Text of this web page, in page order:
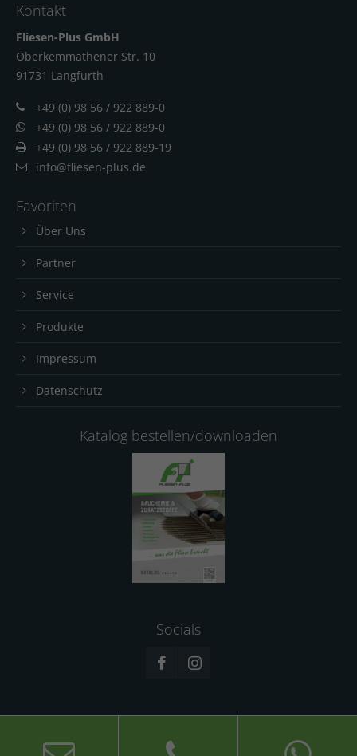
Kontakt
Fliesen-Plus GmbH
Oberkemmathener Str. 10
91731 Langfurth
+49 (0) 98 56 / 922 889-0
+49 (0) 98 56 / 922 889-0
+49 (0) 98 56 / 922 889-19
info@fliesen-plus.de
Favoriten
Über Uns
Partner
Service
Produkte
Impressum
Datenschutz
Katalog bestellen/downloaden
Socials